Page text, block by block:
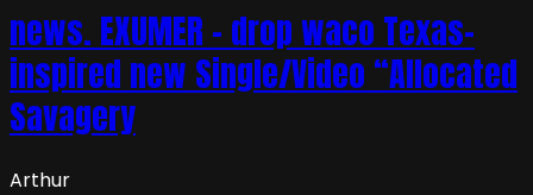
news. EXUMER – drop waco Texas-
inspired new Single/Video “Allocated
Savagery
Arthur